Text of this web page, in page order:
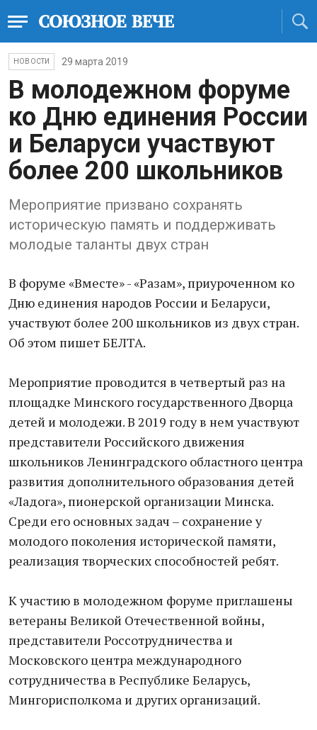
НОВОСТИ 29 марта 2019
В молодежном форуме
ко Дню единения России
и Беларуси участвуют
более 200 школьников
Мероприятие призвано сохранять
историческую память и поддерживать
молодые таланты двух стран
В форуме «Вместе» - «Разам», приуроченном ко
Дню единения народов России и Беларуси,
участвуют более 200 школьников из двух стран.
Об этом пишет БЕЛТА.
Мероприятие проводится в четвертый раз на
площадке Минского государственного Дворца
детей и молодежи. В 2019 году в нем участвуют
представители Российского движения
школьников Ленинградского областного центра
развития дополнительного образования детей
«Ладога», пионерской организации Минска.
Среди его основных задач – сохранение у
молодого поколения исторической памяти,
реализация творческих способностей ребят.
К участию в молодежном форуме приглашены
ветераны Великой Отечественной войны,
представители Россотрудничества и
Московского центра международного
сотрудничества в Республике Беларусь,
Мингорисполкома и других организаций.